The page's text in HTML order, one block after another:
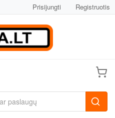
Prisijungti Registruotis